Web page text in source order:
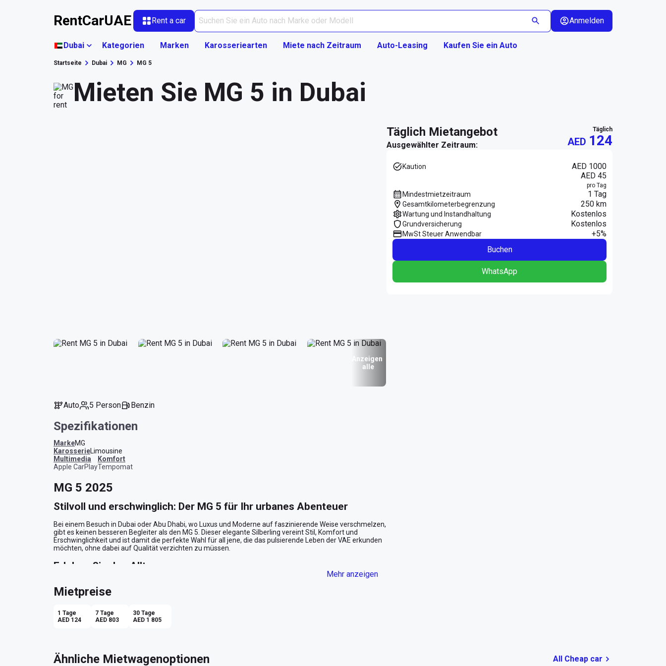
RentCarUAE Rent a car Anmelden
Dubai Kategorien Marken Karosseriearten Miete nach Zeitraum Auto-Leasing Kaufen Sie ein Auto
Startseite Dubai MG MG 5
Mieten Sie MG 5 in Dubai
Anzeigen
alle
Auto 5 Person Benzin
Spezifikationen
MarkeMG
KarosserieLimousine
Multimedia
Apple CarPlay
Komfort
Tempomat
MG 5 2025
Stilvoll und erschwinglich: Der MG 5 für Ihr urbanes Abenteuer
Bei einem Besuch in Dubai oder Abu Dhabi, wo Luxus und Moderne auf faszinierende Weise verschmelzen,
gibt es keinen besseren Begleiter als den MG 5. Dieser elegante Silberling vereint Stil, Komfort und
Erschwinglichkeit und ist damit die perfekte Wahl für all jene, die das pulsierende Leben der VAE erkunden
möchten, ohne dabei auf Qualität verzichten zu müssen.
Erleben Sie den Alltag neu
glitzernden Straßen der Stadt. Stellen Sie sich vor, wie Sie auf dem Sheikh Zayed Road dahingleiten, die
Skyline von Dubai im Rückspiegel – ein Bild der Harmonie zwischen Mensch und Maschine. Die fließende
zu einem stilvollen Statement machen.
Wenn Sie in den MG 5 einsteigen, fühlen Sie sofort die durchdachte Ausstattung, die auf Ihre Bedürfnisse
abgestimmt ist. Das automatische Getriebe sorgt für eine sanfte Fahrt, so dass Sie sich ganz auf die
Mehr anzeigen
Mietpreise
1 Tage
AED 124
7 Tage
AED 803
30 Tage
AED 1 805
täglich Mietangebot
Ausgewählter Zeitraum:
täglich
AED 124
Kaution
AED 1000
AED 45
pro Tag
Mindestmietzeitraum 1 Tag
Gesamtkilometerbegrenzung 250 km
Wartung und Instandhaltung Kostenlos
Grundversicherung Kostenlos
MwSt Steuer Anwendbar
+5%
Buchen
WhatsApp
Ähnliche Mietwagenoptionen All Cheap car